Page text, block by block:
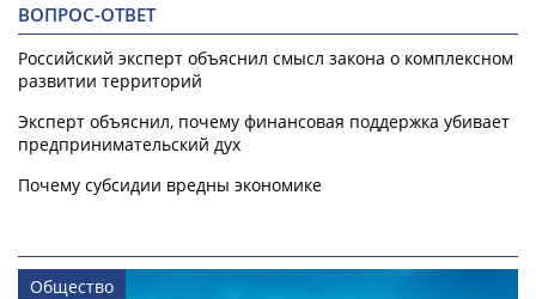
ВОПРОС-ОТВЕТ
Российский эксперт объяснил смысл закона о комплексном
развитии территорий
Эксперт объяснил, почему финансовая поддержка убивает
предпринимательский дух
Почему субсидии вредны экономике
Общество